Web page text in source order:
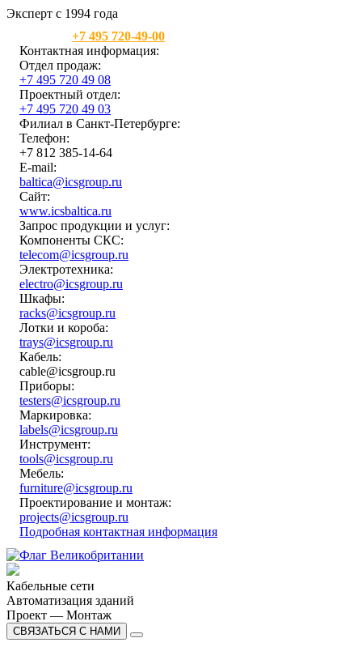
Эксперт с 1994 года
+7 495 720-49-00
Контактная информация:
Отдел продаж:
+7 495 720 49 08
Проектный отдел:
+7 495 720 49 03
Филиал в Санкт-Петербурге:
Телефон:
+7 812 385-14-64
E-mail:
baltica@icsgroup.ru
Сайт:
www.icsbaltica.ru
Запрос продукции и услуг:
Компоненты СКС:
telecom@icsgroup.ru
Электротехника:
electro@icsgroup.ru
Шкафы:
racks@icsgroup.ru
Лотки и короба:
trays@icsgroup.ru
Кабель:
cable@icsgroup.ru
Приборы:
testers@icsgroup.ru
Маркировка:
labels@icsgroup.ru
Инструмент:
tools@icsgroup.ru
Мебель:
furniture@icsgroup.ru
Проектирование и монтаж:
projects@icsgroup.ru
Подробная контактная информация
Кабельные сети
Автоматизация зданий
Проект — Монтаж
СВЯЗАТЬСЯ С НАМИ